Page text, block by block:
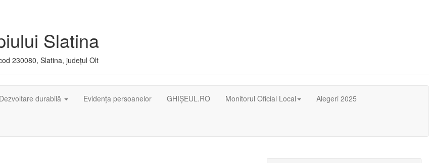
Slatina
230080, Slatina, județul Olt
Dezvoltare durabilă Evidența persoanelor GHIȘEUL.RO Monitorul Oficial Local Alegeri 2025